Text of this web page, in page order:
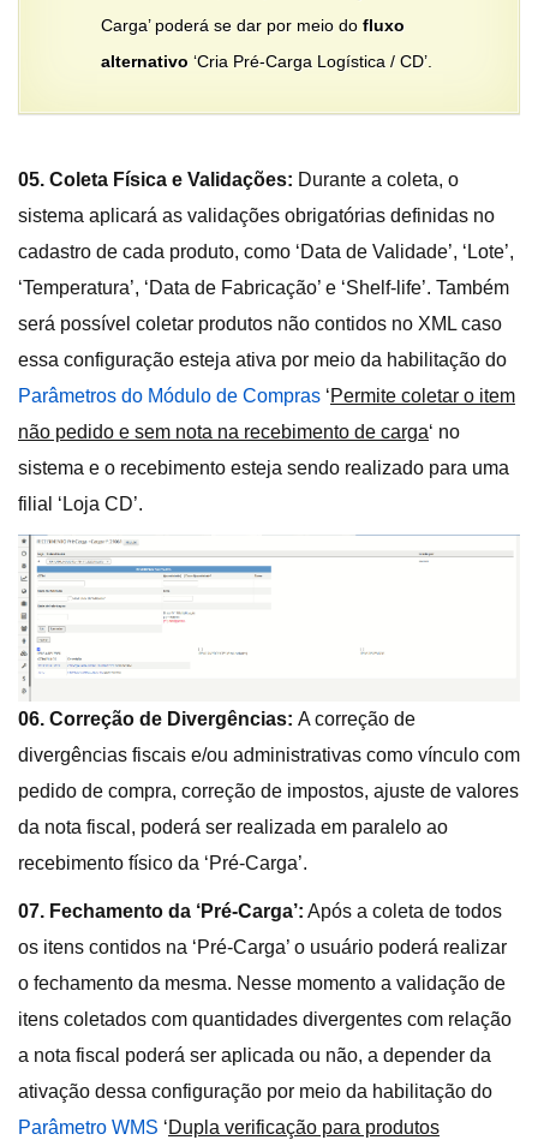
Carga’ poderá se dar por meio do fluxo
alternativo ‘Cria Pré-Carga Logística / CD’.
05. Coleta Física e Validações: Durante a coleta, o
sistema aplicará as validações obrigatórias definidas no
cadastro de cada produto, como ‘Data de Validade’, ‘Lote’,
‘Temperatura’, ‘Data de Fabricação’ e ‘Shelf-life’. Também
será possível coletar produtos não contidos no XML caso
essa configuração esteja ativa por meio da habilitação do
Parâmetros do Módulo de Compras ‘Permite coletar o item
não pedido e sem nota na recebimento de carga‘ no
sistema e o recebimento esteja sendo realizado para uma
filial ‘Loja CD’.
06. Correção de Divergências: A correção de
divergências fiscais e/ou administrativas como vínculo com
pedido de compra, correção de impostos, ajuste de valores
da nota fiscal, poderá ser realizada em paralelo ao
recebimento físico da ‘Pré-Carga’.
07. Fechamento da ‘Pré-Carga’: Após a coleta de todos
os itens contidos na ‘Pré-Carga’ o usuário poderá realizar
o fechamento da mesma. Nesse momento a validação de
itens coletados com quantidades divergentes com relação
a nota fiscal poderá ser aplicada ou não, a depender da
ativação dessa configuração por meio da habilitação do
Parâmetro WMS ‘Dupla verificação para produtos